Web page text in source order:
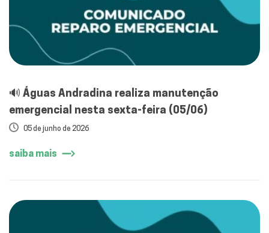
🔊 Águas Andradina realiza manutenção
emergencial nesta sexta-feira (05/06)
05 de junho de 2026
saiba mais